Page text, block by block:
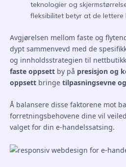
teknologier og
fleksibilitet betyr at de lettere
Avgjørelsen mellom faste og
dypt sammenvevd med de
og innholdsstrategien til
faste oppsett by på presisjon og
oppsett bringe tilpasningsevne
Å balansere disse faktorene mot
forretningsbehovene dine vil
valget for din e-handelssatsing.